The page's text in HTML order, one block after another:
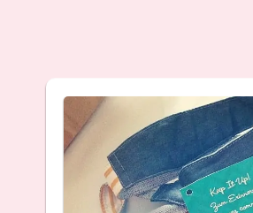
Katalog
Bestellen
Kontakt